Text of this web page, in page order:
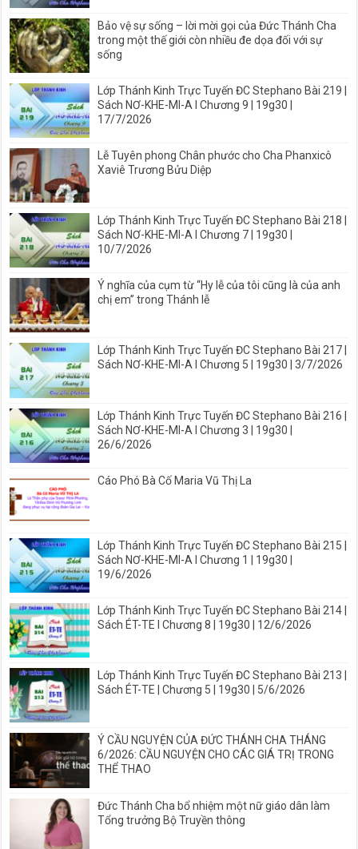
Bảo vệ sự sống – lời mời gọi của Đức Thánh Cha
trong một thế giới còn nhiều đe dọa đối với sự
sống
Lớp Thánh Kinh Trực Tuyến ĐC Stephano Bài 219 |
Sách NƠ-KHE-MI-A I Chương 9 | 19g30 |
17/7/2026
Lễ Tuyên phong Chân phước cho Cha Phanxicô
Xaviê Trương Bửu Diệp
Lớp Thánh Kinh Trực Tuyến ĐC Stephano Bài 218 |
Sách NƠ-KHE-MI-A I Chương 7 | 19g30 |
10/7/2026
Ý nghĩa của cụm từ “Hy lễ của tôi cũng là của anh
chị em” trong Thánh lễ
Lớp Thánh Kinh Trực Tuyến ĐC Stephano Bài 217 |
Sách NƠ-KHE-MI-A I Chương 5 | 19g30 | 3/7/2026
Lớp Thánh Kinh Trực Tuyến ĐC Stephano Bài 216 |
Sách NƠ-KHE-MI-A I Chương 3 | 19g30 |
26/6/2026
Cáo Phó Bà Cố Maria Vũ Thị La
Lớp Thánh Kinh Trực Tuyến ĐC Stephano Bài 215 |
Sách NƠ-KHE-MI-A I Chương 1 | 19g30 |
19/6/2026
Lớp Thánh Kinh Trực Tuyến ĐC Stephano Bài 214 |
Sách ÉT-TE I Chương 8 | 19g30 | 12/6/2026
Lớp Thánh Kinh Trực Tuyến ĐC Stephano Bài 213 |
Sách ÉT-TE | Chương 5 | 19g30 | 5/6/2026
Ý CẦU NGUYỆN CỦA ĐỨC THÁNH CHA THÁNG
6/2026: CẦU NGUYỆN CHO CÁC GIÁ TRỊ TRONG
THỂ THAO
Đức Thánh Cha bổ nhiệm một nữ giáo dân làm
Tổng trưởng Bộ Truyền thông